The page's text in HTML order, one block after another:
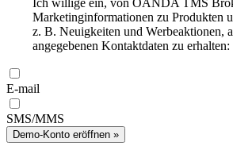
Ich willige ein, von OANDA TMS
Marketinginformationen zu Produkten
z. B. Neuigkeiten und Werbeaktionen,
angegebenen Kontaktdaten zu erhalten:
E-mail
SMS/MMS
Demo-Konto eröffnen »